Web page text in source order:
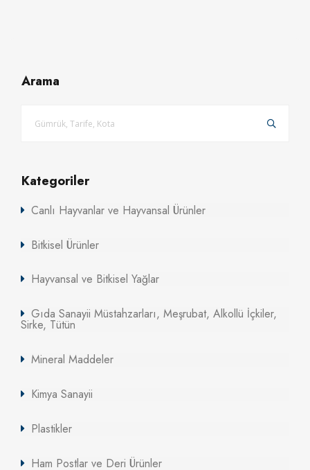
Arama
Kategoriler
Canlı Hayvanlar ve Hayvansal Ürünler
Bitkisel Ürünler
Hayvansal ve Bitkisel Yağlar
Gıda Sanayii Müstahzarları, Meşrubat, Alkollü İçkiler,
Sirke, Tütün
Mineral Maddeler
Kimya Sanayii
Plastikler
Ham Postlar ve Deri Ürünler